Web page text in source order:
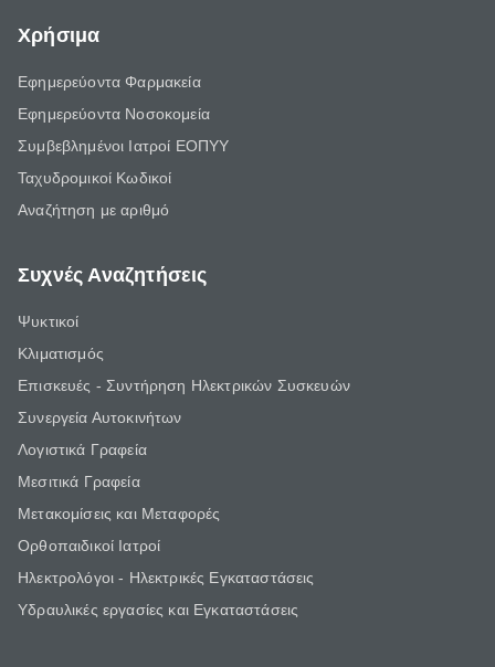
Χρήσιμα
Εφημερεύοντα Φαρμακεία
Εφημερεύοντα Νοσοκομεία
Συμβεβλημένοι Ιατροί ΕΟΠΥΥ
Ταχυδρομικοί Κωδικοί
Αναζήτηση με αριθμό
Συχνές Αναζητήσεις
Ψυκτικοί
Κλιματισμός
Επισκευές - Συντήρηση Ηλεκτρικών Συσκευών
Συνεργεία Αυτοκινήτων
Λογιστικά Γραφεία
Μεσιτικά Γραφεία
Μετακομίσεις και Μεταφορές
Ορθοπαιδικοί Ιατροί
Ηλεκτρολόγοι - Ηλεκτρικές Εγκαταστάσεις
Υδραυλικές εργασίες και Εγκαταστάσεις